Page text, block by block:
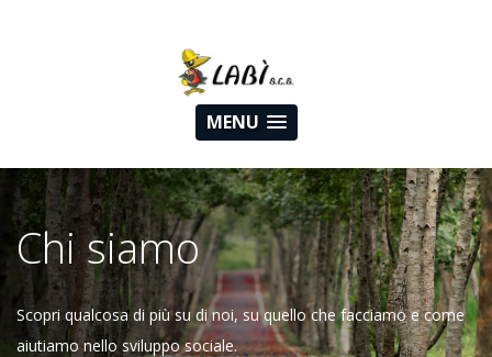
MENU
Chi siamo
Scopri qualcosa di più su di noi, su quello che facciamo e come
aiutiamo nello sviluppo sociale.